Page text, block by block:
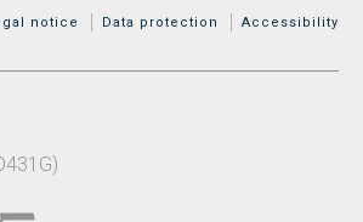
ADICIONAL
notice Data protection Accessibility